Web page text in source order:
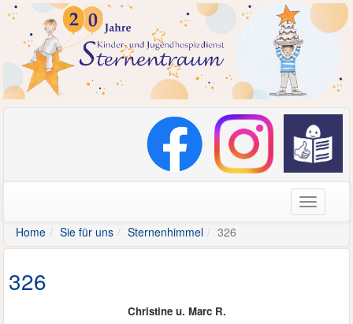
Home
Sie für uns Sternenhimmel 326
326
Christine u. Marc R.